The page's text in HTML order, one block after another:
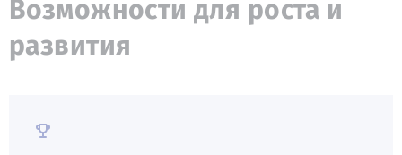
Возможности для роста и
развития